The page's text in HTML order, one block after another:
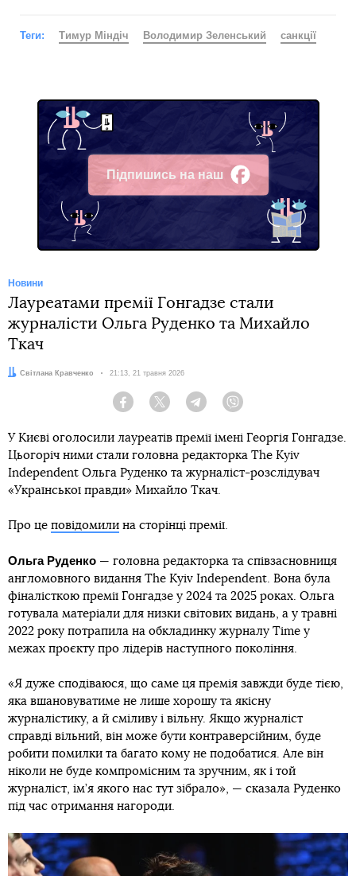
Теги: Тимур Міндіч Володимир Зеленський санкції
Підпишись на наш
Facebook
Новини
Лауреатами премії Гонгадзе стали
журналісти Ольга Руденко та Михайло
Ткач
Автор:
Світлана Кравченко Дата:
21:13, 21 травня 2026
Facebook Twitter Telegram
У Києві оголосили лауреатів премії імені Георгія Гонгадзе.
Цьогоріч ними стали головна редакторка The Kyiv
Independent Ольга Руденко та журналіст-розслідувач
«Української правди» Михайло Ткач.
Про це повідомили на сторінці премії.
Ольга Руденко — головна редакторка та співзасновниця
англомовного видання The Kyiv Independent. Вона була
фіналісткою премії Гонгадзе у 2024 та 2025 роках. Ольга
готувала матеріали для низки світових видань, а у травні
2022 року потрапила на обкладинку журналу Time у
межах проєкту про лідерів наступного покоління.
«Я дуже сподіваюся, що саме ця премія завжди буде тією,
яка вшановуватиме не лише хорошу та якісну
журналістику, а й сміливу і вільну. Якщо журналіст
справді вільний, він може бути контраверсійним, буде
робити помилки та багато кому не подобатися. Але він
ніколи не буде компромісним та зручним, як і той
журналіст, ім’я якого нас тут зібрало», — сказала Руденко
під час отримання нагороди.